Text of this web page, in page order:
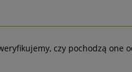
czy pochodzą one